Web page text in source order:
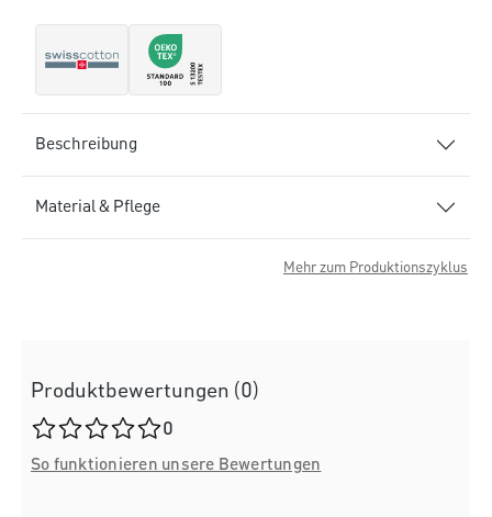
Beschreibung
Material & Pflege
Mehr zum Produktionszyklus
Produktbewertungen (0)
Durchschnittliche Bewertung von 0 von 5 Sternen
0
So funktionieren unsere Bewertungen